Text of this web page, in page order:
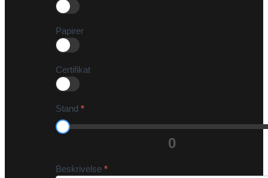
Papirer
Certifikat
Stand *
0
Beskrivelse *